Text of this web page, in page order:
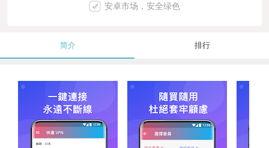
安卓市场，安全绿色
简介 排行